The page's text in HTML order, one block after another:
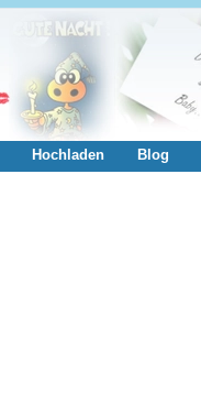
Hochladen Blog